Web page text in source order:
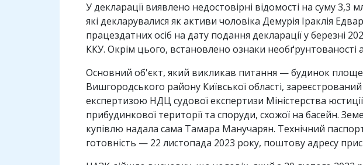
У декларації виявлено недостовірні відомості на суму
які декларувалися як активи чоловіка Демурія Іраклія
працездатних осіб на дату подання декларації у березні
ККУ. Окрім цього, встановлено ознаки необґрунтованості
Основний об'єкт, який викликав питання — будинок
Вишгородського району Київської області,
експертизою НДЦ судової експертизи Міністерства
прибудинкової території та споруди, схожої на басейн.
купівлю надала сама Тамара Манучарян. Технічний
готовність — 22 листопада 2023 року, поштову адресу